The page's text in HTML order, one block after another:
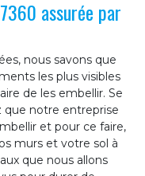
assurée par
nous savons que
les plus visibles
de les embellir. Se
que notre entreprise
et pour ce faire,
murs et votre sol à
que nous allons